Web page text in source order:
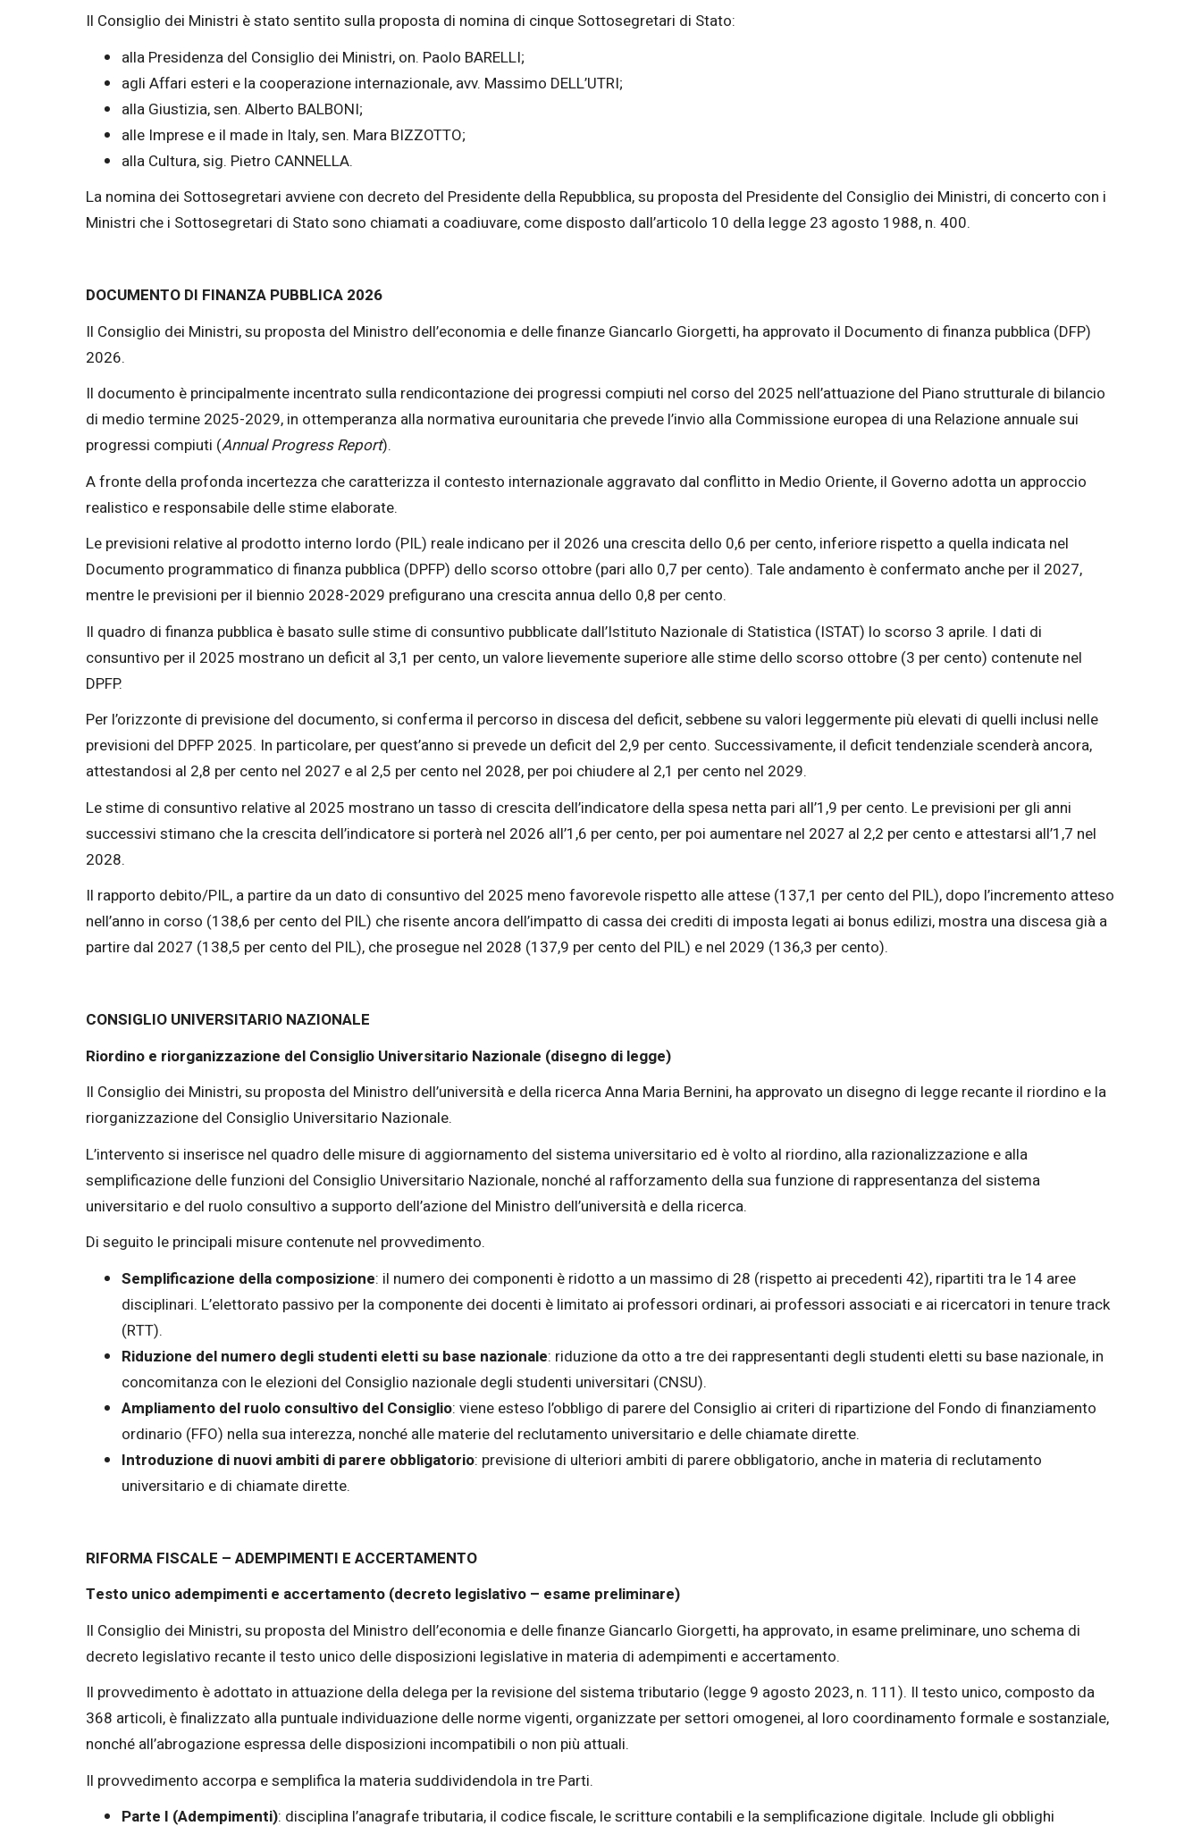
Il Consiglio dei Ministri è stato sentito sulla proposta di nomina di cinque Sottosegretari di Stato:
alla Presidenza del Consiglio dei Ministri, on. Paolo BARELLI;
agli Affari esteri e la cooperazione internazionale, avv. Massimo DELL’UTRI;
alla Giustizia, sen. Alberto BALBONI;
alle Imprese e il made in Italy, sen. Mara BIZZOTTO;
alla Cultura, sig. Pietro CANNELLA.
La nomina dei Sottosegretari avviene con decreto del Presidente della Repubblica, su proposta del Presidente del Consiglio dei Ministri, di concerto con i
Ministri che i Sottosegretari di Stato sono chiamati a coadiuvare, come disposto dall’articolo 10 della legge 23 agosto 1988, n. 400.
DOCUMENTO DI FINANZA PUBBLICA 2026
Il Consiglio dei Ministri, su proposta del Ministro dell’economia e delle finanze Giancarlo Giorgetti, ha approvato il Documento di finanza pubblica (DFP)
2026.
Il documento è principalmente incentrato sulla rendicontazione dei progressi compiuti nel corso del 2025 nell’attuazione del Piano strutturale di bilancio
di medio termine 2025-2029, in ottemperanza alla normativa eurounitaria che prevede l’invio alla Commissione europea di una Relazione annuale sui
progressi compiuti (Annual Progress Report).
A fronte della profonda incertezza che caratterizza il contesto internazionale aggravato dal conflitto in Medio Oriente, il Governo adotta un approccio
realistico e responsabile delle stime elaborate.
Le previsioni relative al prodotto interno lordo (PIL) reale indicano per il 2026 una crescita dello 0,6 per cento, inferiore rispetto a quella indicata nel
Documento programmatico di finanza pubblica (DPFP) dello scorso ottobre (pari allo 0,7 per cento). Tale andamento è confermato anche per il 2027,
mentre le previsioni per il biennio 2028-2029 prefigurano una crescita annua dello 0,8 per cento.
Il quadro di finanza pubblica è basato sulle stime di consuntivo pubblicate dall’Istituto Nazionale di Statistica (ISTAT) lo scorso 3 aprile. I dati di
consuntivo per il 2025 mostrano un deficit al 3,1 per cento, un valore lievemente superiore alle stime dello scorso ottobre (3 per cento) contenute nel
DPFP.
Per l’orizzonte di previsione del documento, si conferma il percorso in discesa del deficit, sebbene su valori leggermente più elevati di quelli inclusi nelle
previsioni del DPFP 2025. In particolare, per quest’anno si prevede un deficit del 2,9 per cento. Successivamente, il deficit tendenziale scenderà ancora,
attestandosi al 2,8 per cento nel 2027 e al 2,5 per cento nel 2028, per poi chiudere al 2,1 per cento nel 2029.
Le stime di consuntivo relative al 2025 mostrano un tasso di crescita dell’indicatore della spesa netta pari all’1,9 per cento. Le previsioni per gli anni
successivi stimano che la crescita dell’indicatore si porterà nel 2026 all’1,6 per cento, per poi aumentare nel 2027 al 2,2 per cento e attestarsi all’1,7 nel
2028.
Il rapporto debito/PIL, a partire da un dato di consuntivo del 2025 meno favorevole rispetto alle attese (137,1 per cento del PIL), dopo l’incremento atteso
nell’anno in corso (138,6 per cento del PIL) che risente ancora dell’impatto di cassa dei crediti di imposta legati ai bonus edilizi, mostra una discesa già a
partire dal 2027 (138,5 per cento del PIL), che prosegue nel 2028 (137,9 per cento del PIL) e nel 2029 (136,3 per cento).
CONSIGLIO UNIVERSITARIO NAZIONALE
Riordino e riorganizzazione del Consiglio Universitario Nazionale (disegno di legge)
Il Consiglio dei Ministri, su proposta del Ministro dell’università e della ricerca Anna Maria Bernini, ha approvato un disegno di legge recante il riordino e la
riorganizzazione del Consiglio Universitario Nazionale.
L’intervento si inserisce nel quadro delle misure di aggiornamento del sistema universitario ed è volto al riordino, alla razionalizzazione e alla
semplificazione delle funzioni del Consiglio Universitario Nazionale, nonché al rafforzamento della sua funzione di rappresentanza del sistema
universitario e del ruolo consultivo a supporto dell’azione del Ministro dell’università e della ricerca.
Di seguito le principali misure contenute nel provvedimento.
Semplificazione della composizione: il numero dei componenti è ridotto a un massimo di 28 (rispetto ai precedenti 42), ripartiti tra le 14 aree
disciplinari. L’elettorato passivo per la componente dei docenti è limitato ai professori ordinari, ai professori associati e ai ricercatori in tenure track
(RTT).
Riduzione del numero degli studenti eletti su base nazionale: riduzione da otto a tre dei rappresentanti degli studenti eletti su base nazionale, in
concomitanza con le elezioni del Consiglio nazionale degli studenti universitari (CNSU).
Ampliamento del ruolo consultivo del Consiglio: viene esteso l’obbligo di parere del Consiglio ai criteri di ripartizione del Fondo di finanziamento
ordinario (FFO) nella sua interezza, nonché alle materie del reclutamento universitario e delle chiamate dirette.
Introduzione di nuovi ambiti di parere obbligatorio: previsione di ulteriori ambiti di parere obbligatorio, anche in materia di reclutamento
universitario e di chiamate dirette.
RIFORMA FISCALE – ADEMPIMENTI E ACCERTAMENTO
Testo unico adempimenti e accertamento (decreto legislativo – esame preliminare)
Il Consiglio dei Ministri, su proposta del Ministro dell’economia e delle finanze Giancarlo Giorgetti, ha approvato, in esame preliminare, uno schema di
decreto legislativo recante il testo unico delle disposizioni legislative in materia di adempimenti e accertamento.
Il provvedimento è adottato in attuazione della delega per la revisione del sistema tributario (legge 9 agosto 2023, n. 111). Il testo unico, composto da
368 articoli, è finalizzato alla puntuale individuazione delle norme vigenti, organizzate per settori omogenei, al loro coordinamento formale e sostanziale,
nonché all’abrogazione espressa delle disposizioni incompatibili o non più attuali.
Il provvedimento accorpa e semplifica la materia suddividendola in tre Parti.
Parte I (Adempimenti): disciplina l’anagrafe tributaria, il codice fiscale, le scritture contabili e la semplificazione digitale. Include gli obblighi